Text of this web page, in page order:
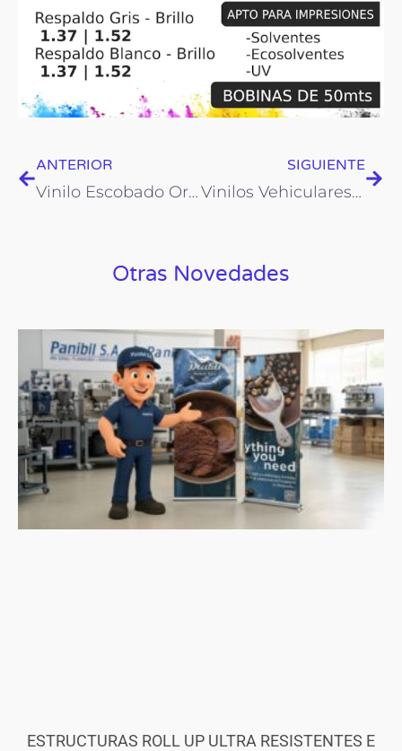
Prev
ANTERIOR
Vinilo Escobado Oro y Plata. Imprimax DECORMAX
SIGUIENTE
Vinilos Vehiculares Oracal 651
Otras Novedades
ESTRUCTURAS ROLL UP ULTRA RESISTENTES E